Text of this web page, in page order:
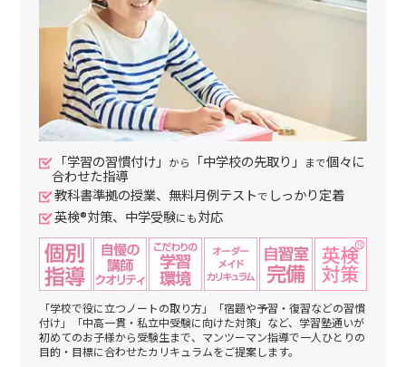
「学習の習慣付け」 から 「中学校の先取り」 まで個々に
合わせた指導
教科書準拠の授業、無料月例テストで しっかり定着
英検®対策、中学受験にも対応
「学校で役に立つノートの取り方」「宿題や予習・復習などの習慣
付け」「中高一貫・私立中受験に向けた対策」など、学習塾通いが
初めてのお子様から受験生まで、マンツーマン指導で一人ひとりの
目的・目標に合わせたカリキュラムをご提案します。